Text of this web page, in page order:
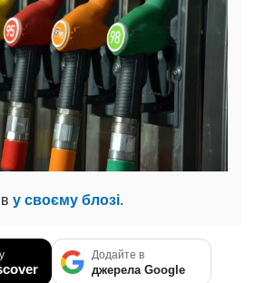
у своєму блозі.
Додайте в
джерела Google